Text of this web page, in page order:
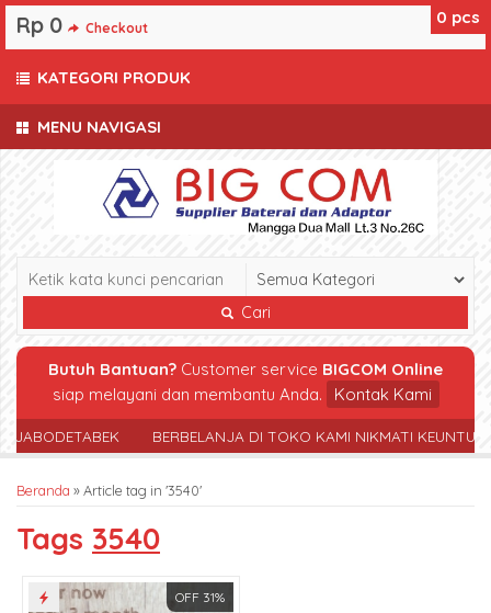
MENU NAVIGASI
Cari
Butuh Bantuan? Customer service BIGCOM Online
siap melayani dan membantu Anda.
Kontak Kami
JABODETABEK BERBELANJA DI TOKO KAMI NIKMATI
Beranda »Article tag in '3540'
Tags 3540
OFF 31%
0 pcs
Rp 0 Checkout
KATEGORI PRODUK